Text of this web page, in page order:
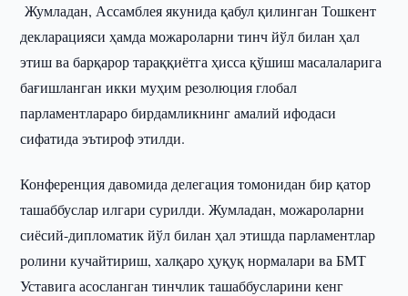
Жумладан, Ассамблея якунида қабул қилинган Тошкент
декларацияси ҳамда можароларни тинч йўл билан ҳал
этиш ва барқарор тараққиётга ҳисса қўшиш масалаларига
бағишланган икки муҳим резолюция глобал
парламентлараро бирдамликнинг амалий ифодаси
сифатида эътироф этилди.
Конференция давомида делегация томонидан бир қатор
ташаббуслар илгари сурилди. Жумладан, можароларни
сиёсий-дипломатик йўл билан ҳал этишда парламентлар
ролини кучайтириш, халқаро ҳуқуқ нормалари ва БМТ
Уставига асосланган тинчлик ташаббусларини кенг